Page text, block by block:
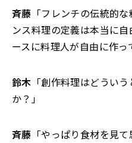
斉藤 「フレンチの伝統的
ンス料理の定義は本当に
ースに料理人が自由に作っ
鈴木 「創作料理はどうい
か？」
斉藤 「やっぱり食材を見